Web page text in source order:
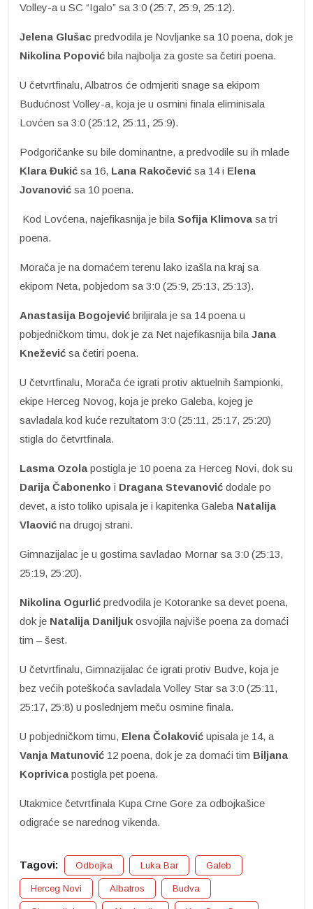
Volley-a u SC “Igalo” sa 3:0 (25:7, 25:9, 25:12).
Jelena Glušac predvodila je Novljanke sa 10 poena, dok je
Nikolina Popović bila najbolja za goste sa četiri poena.
U četvrtfinalu, Albatros će odmjeriti snage sa ekipom
Budućnost Volley-a, koja je u osmini finala eliminisala
Lovćen sa 3:0 (25:12, 25:11, 25:9).
Podgoričanke su bile dominantne, a predvodile su ih mlade
Klara Đukić sa 16, Lana Rakočević sa 14 i Elena
Jovanović sa 10 poena.
Kod Lovćena, najefikasnija je bila Sofija Klimova sa tri
poena.
Morača je na domaćem terenu lako izašla na kraj sa
ekipom Neta, pobjedom sa 3:0 (25:9, 25:13, 25:13).
Anastasija Bogojević briljirala je sa 14 poena u
pobjedničkom timu, dok je za Net najefikasnija bila Jana
Knežević sa četiri poena.
U četvrtfinalu, Morača će igrati protiv aktuelnih šampionki,
ekipe Herceg Novog, koja je preko Galeba, kojeg je
savladala kod kuće rezultatom 3:0 (25:11, 25:17, 25:20)
stigla do četvrtfinala.
Lasma Ozola postigla je 10 poena za Herceg Novi, dok su
Darija Čabonenko i Dragana Stevanović dodale po
devet, a isto toliko upisala je i kapitenka Galeba Natalija
Vlaović na drugoj strani.
Gimnazijalac je u gostima savladao Mornar sa 3:0 (25:13,
25:19, 25:20).
Nikolina Ogurlić predvodila je Kotoranke sa devet poena,
dok je Natalija Daniljuk osvojila najviše poena za domaći
tim – šest.
U četvrtfinalu, Gimnazijalac će igrati protiv Budve, koja je
bez većih poteškoća savladala Volley Star sa 3:0 (25:11,
25:17, 25:8) u poslednjem meču osmine finala.
U pobjedničkom timu, Elena Čolaković upisala je 14, a
Vanja Matunović 12 poena, dok je za domaći tim Biljana
Koprivica postigla pet poena.
Utakmice četvrtfinala Kupa Crne Gore za odbojkašice
odigraće se narednog vikenda.
Tagovi: Odbojka Luka Bar Galeb
Herceg Novi Albatros Budva